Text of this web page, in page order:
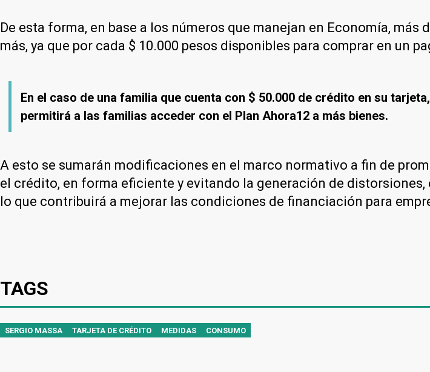
De esta forma, en base a los números que manejan en Economía,
más, ya que por cada $ 10.000 pesos disponibles para comprar en un
En el caso de una familia que cuenta con $ 50.000 de crédito en su
permitirá a las familias acceder con el Plan Ahora12 a más bienes.
A esto se sumarán modificaciones en el marco normativo a fin de
el crédito, en forma eficiente y evitando la generación de
lo que contribuirá a mejorar las condiciones de financiación para
TAGS
SERGIO MASSA TARJETA DE CRÉDITO MEDIDAS CONSUMO